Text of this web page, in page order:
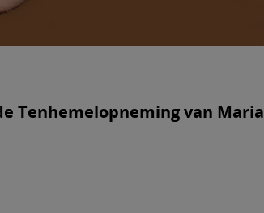
Tenhemelopneming van Maria